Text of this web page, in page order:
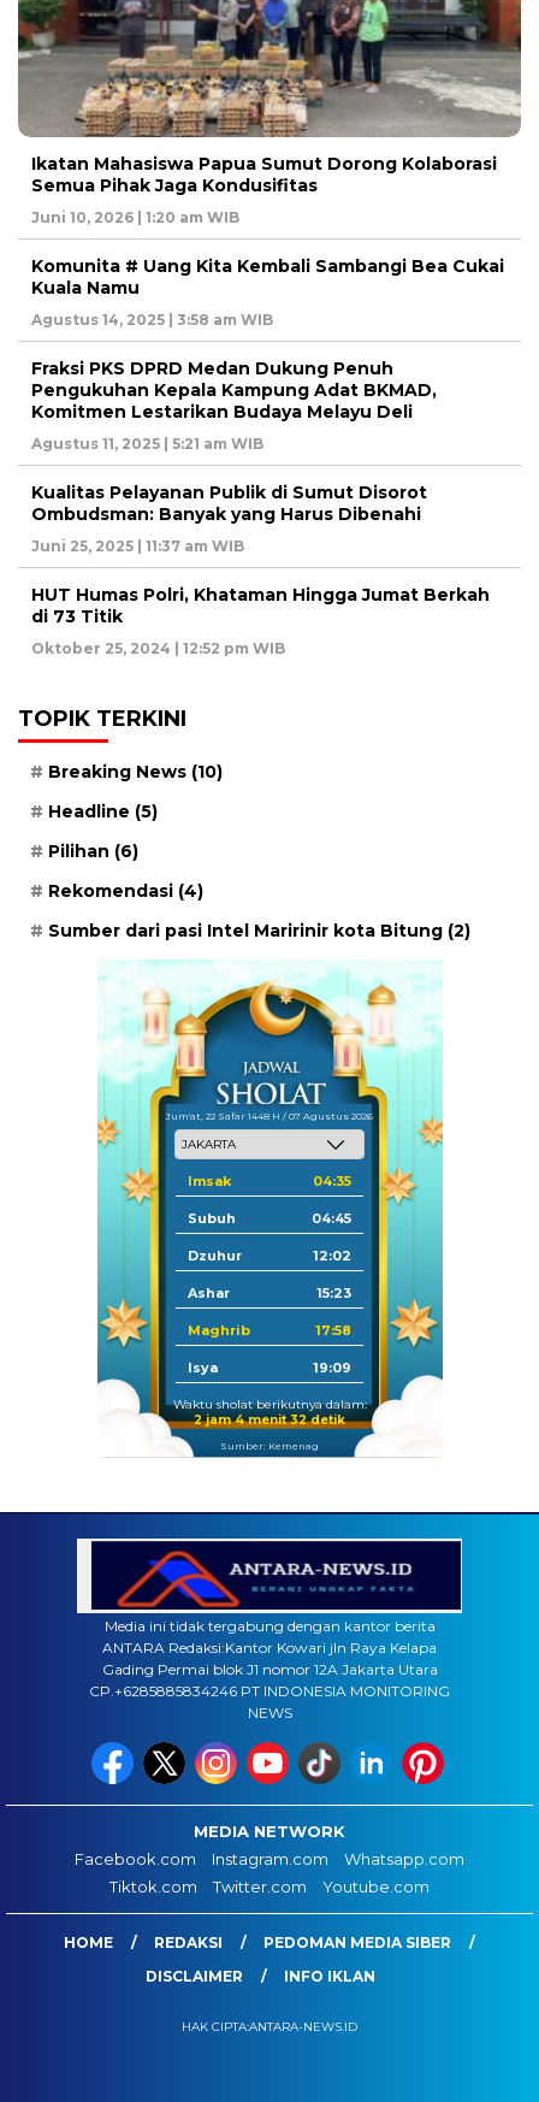
Ikatan Mahasiswa Papua Sumut Dorong Kolaborasi
Semua Pihak Jaga Kondusifitas
Juni 10, 2026 | 1:20 am WIB
Komunita # Uang Kita Kembali Sambangi Bea Cukai
Kuala Namu
Agustus 14, 2025 | 3:58 am WIB
Fraksi PKS DPRD Medan Dukung Penuh
Pengukuhan Kepala Kampung Adat BKMAD,
Komitmen Lestarikan Budaya Melayu Deli
Agustus 11, 2025 | 5:21 am WIB
Kualitas Pelayanan Publik di Sumut Disorot
Ombudsman: Banyak yang Harus Dibenahi
Juni 25, 2025 | 11:37 am WIB
HUT Humas Polri, Khataman Hingga Jumat Berkah
di 73 Titik
Oktober 25, 2024 | 12:52 pm WIB
TOPIK TERKINI
Breaking News (10)
Headline (5)
Pilihan (6)
Rekomendasi (4)
Sumber dari pasi Intel Maririnir kota Bitung (2)
Jum'at, 22 Safar 1448 H / 07 Agustus 2026
Imsak 04:35
Subuh 04:45
Dzuhur 12:02
Ashar 15:23
Maghrib 17:58
Isya 19:09
Waktu sholat berikutnya dalam:
2 jam 4 menit 31 detik
Sumber: Kemenag
Media ini tidak tergabung dengan kantor berita
ANTARA Redaksi:Kantor Kowari jln Raya Kelapa
Gading Permai blok J1 nomor 12A Jakarta Utara
CP.+6285885834246 PT INDONESIA MONITORING
NEWS
MEDIA NETWORK
Facebook.com
Instagram.com
Whatsapp.com
Tiktok.com
Twitter.com Youtube.com
HOME REDAKSI
PEDOMAN MEDIA SIBER
DISCLAIMER
INFO IKLAN
HAK CIPTA:ANTARA-NEWS.ID